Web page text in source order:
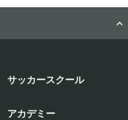
サッカースクール
アカデミー